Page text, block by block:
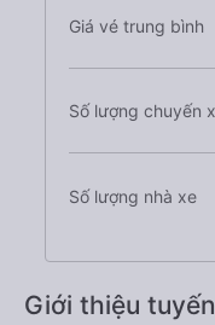
Giá vé trung bình
Số lượng chuyến
Số lượng nhà xe
Giới thiệu